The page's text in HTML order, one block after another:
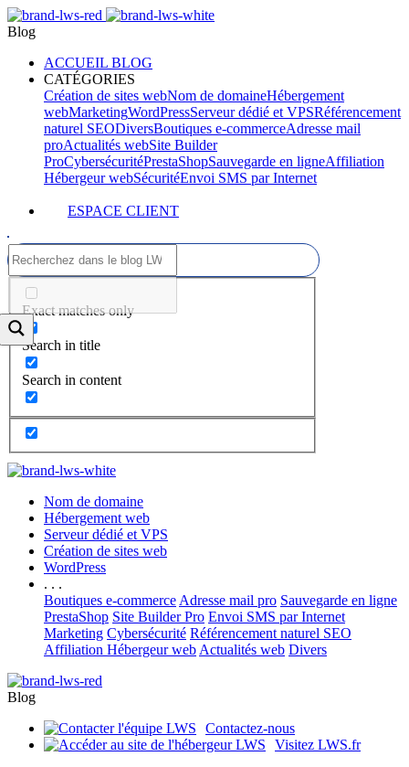
Blog
ACCUEIL BLOG
CATÉGORIES
Création de sites webNom de domaineHébergement
webMarketingWordPressServeur dédié et VPSRéférencement
naturel SEODiversBoutiques e-commerceAdresse mail
proActualités webSite Builder
ProCybersécuritéPrestaShopSauvegarde en ligneAffiliation
Hébergeur webSécuritéEnvoi SMS par Internet
ESPACE CLIENT
Exact matches only
Search in title
Search in content
Nom de domaine
Hébergement web
Serveur dédié et VPS
Création de sites web
WordPress
. . .
Boutiques e-commerce Adresse mail pro Sauvegarde en ligne
PrestaShop Site Builder Pro Envoi SMS par Internet
Marketing Cybersécurité Référencement naturel SEO
Affiliation Hébergeur web Actualités web Divers
Blog
Contactez-nous
Visitez LWS.fr